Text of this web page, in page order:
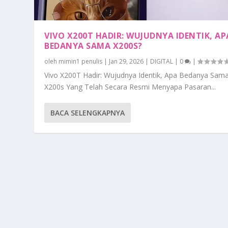
VIVO X200T HADIR: WUJUDNYA IDENTIK,
BEDANYA SAMA X200S?
oleh mimin1 penulis | Jan 29, 2026 | DIGITAL | 0 |
Vivo X200T Hadir: Wujudnya Identik, Apa Bedanya
X200s Yang Telah Secara Resmi Menyapa Pasaran...
BACA SELENGKAPNYA